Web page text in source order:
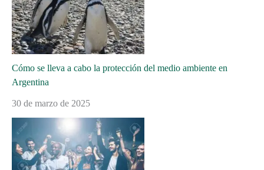
Cómo se lleva a cabo la protección del medio ambiente en
Argentina
30 de marzo de 2025